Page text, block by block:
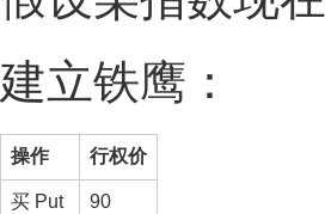
建立铁鹰：
操作 行权价
买 Put 90